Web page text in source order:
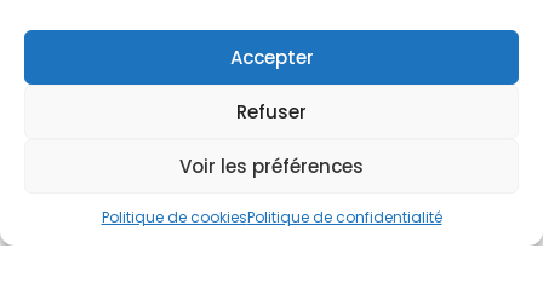
Accepter
Refuser
Voir les préférences
Politique de cookiesPolitique de confidentialité
Demandez
un devis facilement !